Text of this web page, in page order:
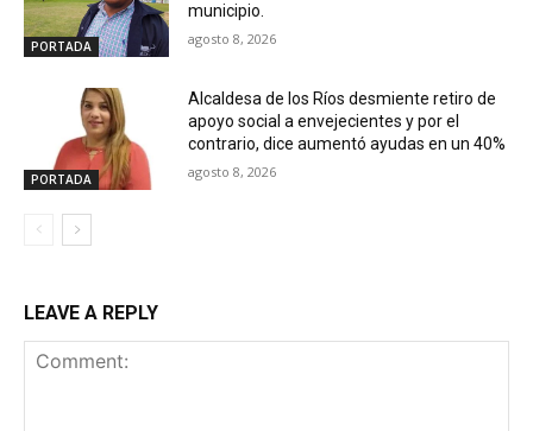
PORTADA
municipio.
agosto 8, 2026
PORTADA
Alcaldesa de los Ríos desmiente retiro de
apoyo social a envejecientes y por el
contrario, dice aumentó ayudas en un 40%
agosto 8, 2026
LEAVE A REPLY